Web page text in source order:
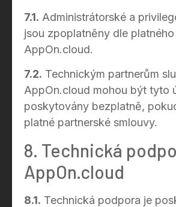
7.1. Administrátorské a
jsou zpoplatněny dle
AppOn.cloud.
7.2. Technickým partnerům
AppOn.cloud mohou být tyto
poskytovány bezplatně,
platné partnerské smlouvy.
8. Technická
AppOn.cloud
8.1. Technická podpora je